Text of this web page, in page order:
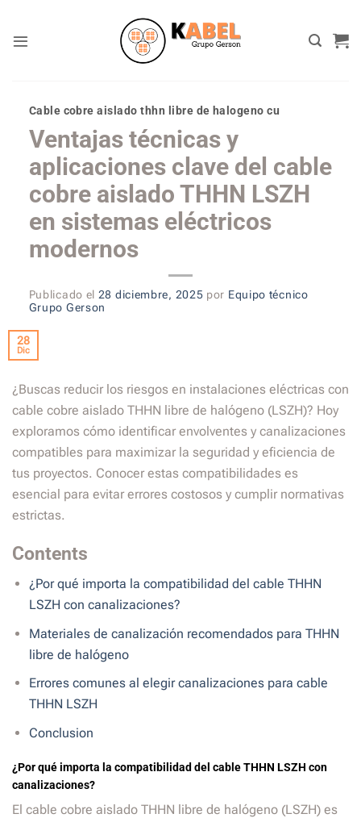
content
Cable cobre aislado thhn libre de halogeno cu
Ventajas técnicas y
aplicaciones clave del cable
cobre aislado THHN LSZH
en sistemas eléctricos
modernos
Publicado el 28 diciembre, 2025 por Equipo técnico
Grupo Gerson
28
Dic
¿Buscas reducir los riesgos en instalaciones eléctricas con
cable cobre aislado THHN libre de halógeno (LSZH)? Hoy
exploramos cómo identificar envolventes y canalizaciones
compatibles para maximizar la seguridad y eficiencia de
tus proyectos. Conocer estas compatibilidades es
esencial para evitar errores costosos y cumplir normativas
estrictas.
Contents
¿Por qué importa la compatibilidad del cable THHN
LSZH con canalizaciones?
Materiales de canalización recomendados para THHN
libre de halógeno
Errores comunes al elegir canalizaciones para cable
THHN LSZH
Conclusion
¿Por qué importa la compatibilidad del cable THHN LSZH con
canalizaciones?
El cable cobre aislado THHN libre de halógeno (LSZH) es